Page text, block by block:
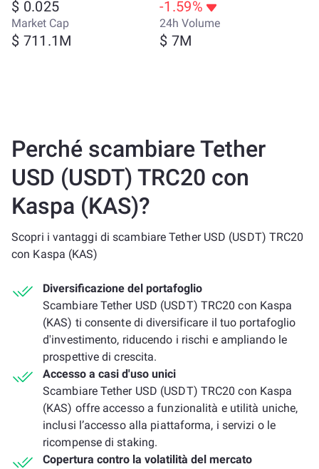
$ 0.025 -1.59%
Market Cap
$ 711.1M
24h Volume
$ 7M
Perché scambiare Tether
USD (USDT) TRC20 con
Kaspa (KAS)?
Scopri i vantaggi di scambiare Tether USD (USDT) TRC20
con Kaspa (KAS)
Diversificazione del portafoglio
Scambiare Tether USD (USDT) TRC20 con Kaspa
(KAS) ti consente di diversificare il tuo portafoglio
d'investimento, riducendo i rischi e ampliando le
prospettive di crescita.
Accesso a casi d'uso unici
Scambiare Tether USD (USDT) TRC20 con Kaspa
(KAS) offre accesso a funzionalità e utilità uniche,
inclusi l’accesso alla piattaforma, i servizi o le
ricompense di staking.
Copertura contro la volatilità del mercato